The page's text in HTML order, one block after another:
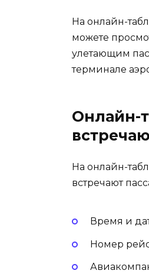
На онлайн-
можете
улетающим
терминале
Онлайн-
На онлайн-
встречают
Время и
Номер